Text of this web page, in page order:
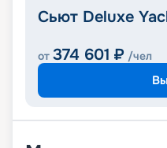
Сьют Deluxe
от 374 601 ₽ /чел